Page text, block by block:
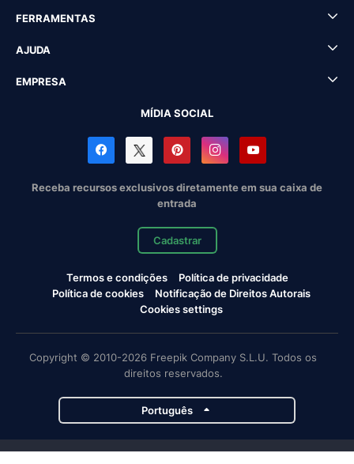
FERRAMENTAS
AJUDA
EMPRESA
MÍDIA SOCIAL
Receba recursos exclusivos diretamente em sua caixa de
entrada
Cadastrar
Termos e condições
Política de privacidade
Política de cookies
Notificação de Direitos Autorais
Cookies settings
Copyright © 2010-2026 Freepik Company S.L.U. Todos os
direitos reservados.
Português